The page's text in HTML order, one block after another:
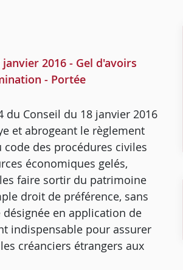
janvier 2016 - Gel d'avoirs
- Portée
du Conseil du 18 janvier 2016
et abrogeant le règlement
code des procédures civiles
économiques gelés,
faire sortir du patrimoine
droit de préférence, sans
en application de
indispensable pour assurer
créanciers étrangers aux